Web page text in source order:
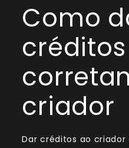
Como
créditos
criador
Dar créditos ao